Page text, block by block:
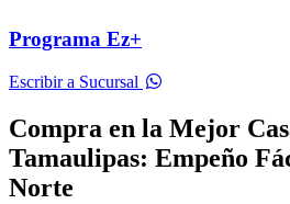
Programa Ez+
Escribir a Sucursal
Compra en la Mejor
Tamaulipas: Empeño
Norte